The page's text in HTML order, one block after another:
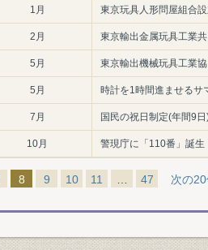
1月 東京玩具人形問屋組合
2月 東京輸出金属玩具工業
5月 東京輸出機械玩具工業
5月 時計を1時間進ませるサ
7月 国民の祝日制定(年間9日
10月 警現庁に「110番」誕生
8 9 10 11 47 次の